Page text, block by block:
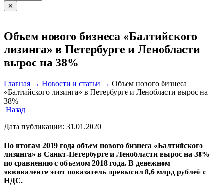
✕
Объем нового бизнеса «Балтийского
лизинга» в Петербурге и Ленобласти
вырос на 38%
Главная → Новости и статьи → Объем нового бизнеса
«Балтийского лизинга» в Петербурге и Ленобласти вырос на
38%
Назад
Дата публикации: 31.01.2020
По итогам 2019 года объем нового бизнеса «Балтийского
лизинга» в Санкт-Петербурге и Ленобласти вырос на 38%
по сравнению с объемом 2018 года. В денежном
эквиваленте этот показатель превысил 8,6 млрд рублей с
НДС.